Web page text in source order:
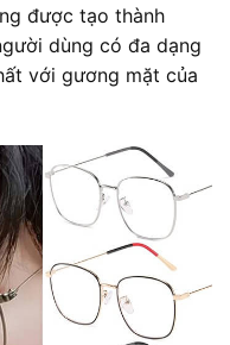
được tạo thành
dùng có đa dạng
với gương mặt của